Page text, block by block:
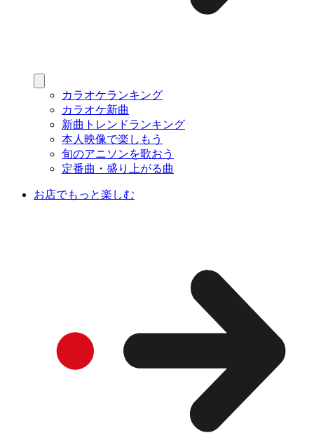
カラオケランキング
カラオケ新曲
新曲トレンドランキング
本人映像で楽しもう
旬のアニソンを歌おう
定番曲・盛り上がる曲
お店でもっと楽しむ